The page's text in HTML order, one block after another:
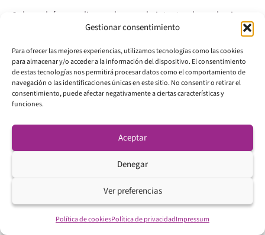
Gestionar consentimiento
Para ofrecer las mejores experiencias, utilizamos tecnologías como las cookies
para almacenar y/o acceder a la información del dispositivo. El consentimiento
de estas tecnologías nos permitirá procesar datos como el comportamiento de
navegación o las identificaciones únicas en este sitio. No consentir o retirar el
consentimiento, puede afectar negativamente a ciertas características y
funciones.
Aceptar
Denegar
Ver preferencias
Política de cookiesPolítica de privacidadImpressum
Solo podrá sacar dinero al mercado intentando ver hacia
donde van ellos y unirse a la ola que generan ellos…..solo
Y para eso….solo….y repito SOLO hay una brújula que te
guiara en el camino……EL VOLUMEN¡¡¡¡¡¡
DISCULPAR¡¡¡¡¡¡ si a alguien molesto….
tanta paja y mentiras en todo lo relacionado con la bolsa…..
Y decir que Uxio hace una gran labor de enseñanza basada
en la honestidad y transparencia….pero creo que todo es
mucho mas sencillo y simple….
FUNCIONAMIENTO¡¡¡¡¡¡
1 manos fuertes entran al mercado